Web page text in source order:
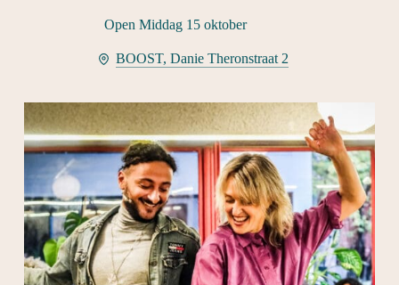
Open Middag 15 oktober
BOOST, Danie Theronstraat 2